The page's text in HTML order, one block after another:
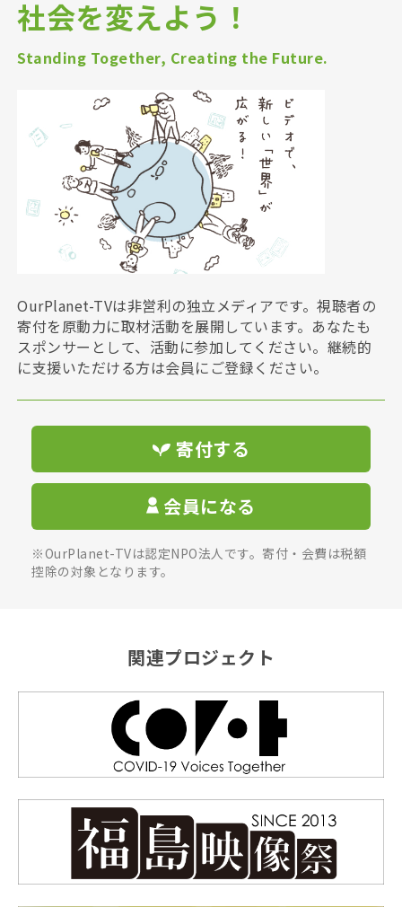
社会を変えよう！
Standing Together, Creating the Future.
OurPlanet-TVは非営利の独立メディアです。視聴者の
寄付を原動力に取材活動を展開しています。あなたも
スポンサーとして、活動に参加してください。継続的
に支援いただける方は会員にご登録ください。
寄付する
会員になる
※OurPlanet-TVは認定NPO法人です。寄付・会費は税額
控除の対象となります。
関連プロジェクト